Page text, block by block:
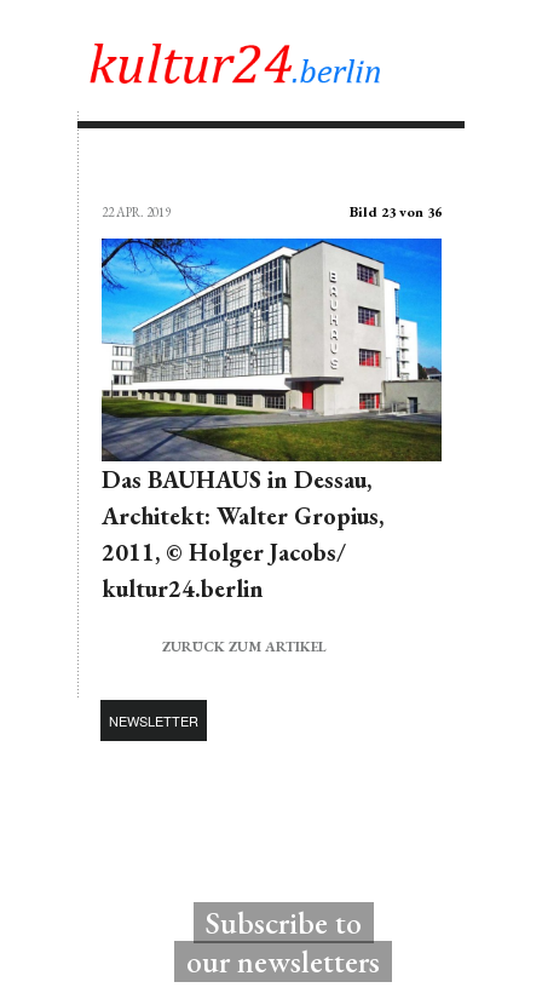
22 APR. 2019 Bild 23 von 36
Das BAUHAUS in Dessau,
Architekt: Walter Gropius,
2011, © Holger Jacobs/
kultur24.berlin
ZURÜCK ZUM ARTIKEL
NEWSLETTER
Subscribe to
our newsletters